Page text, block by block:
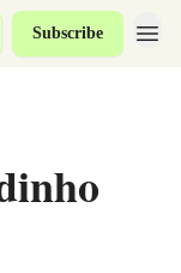
Subscribe